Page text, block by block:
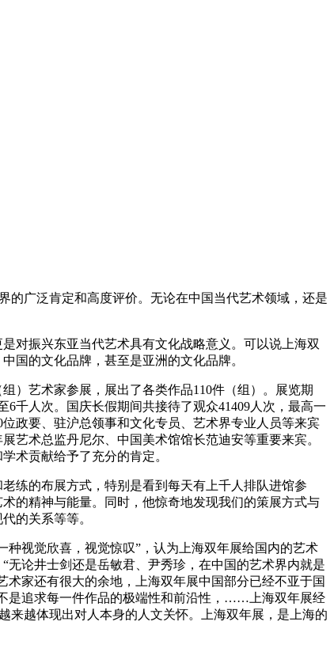
广泛肯定和高度评价。无论在中国当代艺术领域，还是
对振兴东亚当代艺术具有文化战略意义。可以说上海双
国的文化品牌，甚至是亚洲的文化品牌。
艺术家参展，展出了各类作品110件（组）。展览期
千人次。国庆长假期间共接待了观众41409人次，最高一
政要、驻沪总领事和文化专员、艺术界专业人员等来宾
艺术总监丹尼尔、中国美术馆馆长范迪安等重要来宾。
术贡献给予了充分的肯定。
的布展方式，特别是看到每天有上千人排队进馆参
的精神与能量。同时，他惊奇地发现我们的策展方式与
的关系等等。
视觉欣喜，视觉惊叹”，认为上海双年展给国内的艺术
论井士剑还是岳敏君、尹秀珍，在中国的艺术界内就是
家还有很大的余地，上海双年展中国部分已经不亚于国
是追求每一件作品的极端性和前沿性，……上海双年展经
越体现出对人本身的人文关怀。上海双年展，是上海的